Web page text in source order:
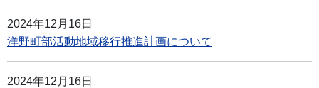
2024年12月16日
洋野町部活動地域移行推進計画について
2024年12月16日